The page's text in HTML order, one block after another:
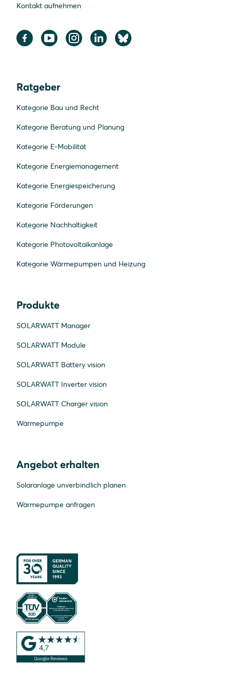
Kontakt aufnehmen
Ratgeber
Kategorie Bau und Recht
Kategorie Beratung und Planung
Kategorie E-Mobilität
Kategorie Energiemanagement
Kategorie Energiespeicherung
Kategorie Förderungen
Kategorie Nachhaltigkeit
Kategorie Photovoltaikanlage
Kategorie Wärmepumpen und Heizung
Produkte
SOLARWATT Manager
SOLARWATT Module
SOLARWATT Battery vision
SOLARWATT Inverter vision
SOLARWATT Charger vision
Wärmepumpe
Angebot erhalten
Solaranlage unverbindlich planen
Wärmepumpe anfragen